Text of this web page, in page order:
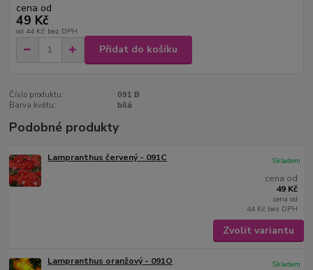
cena od
49 Kč
od 44 Kč bez DPH
Přidat do košíku
Číslo produktu:
091 B
Barva květu:
bílá
Podobné produkty
Lampranthus červený - 091C
cena od
49 Kč
cena od
44 Kč bez DPH
Skladem
Zvolit variantu
Lampranthus oranžový - 091O
Skladem